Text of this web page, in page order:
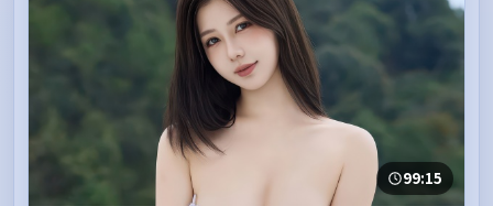
99:15